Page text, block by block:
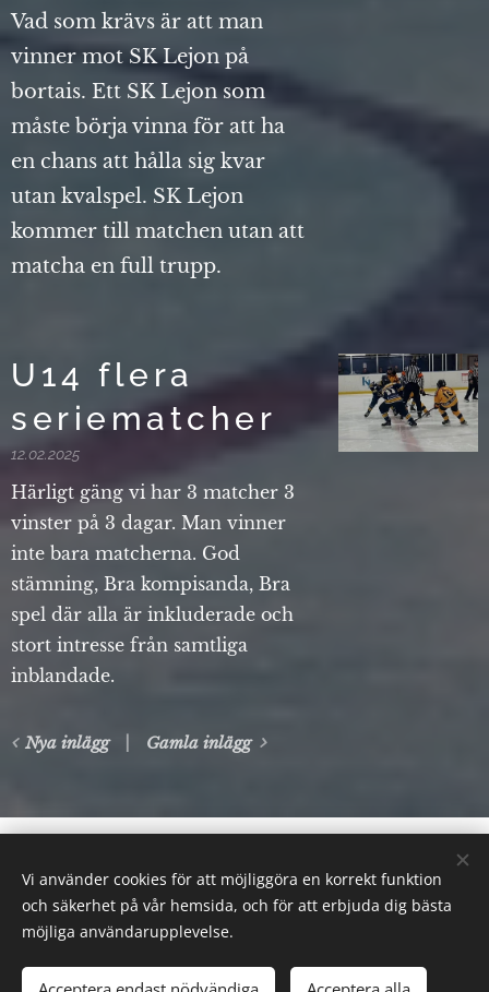
Vad som krävs är att man
vinner mot SK Lejon på
bortais. Ett SK Lejon som
måste börja vinna för att ha
en chans att hålla sig kvar
utan kvalspel. SK Lejon
kommer till matchen utan att
matcha en full trupp.
U14 flera
seriematcher
12.02.2025
Härligt gäng vi har 3 matcher 3
vinster på 3 dagar. Man vinner
inte bara matcherna. God
stämning, Bra kompisanda, Bra
spel där alla är inkluderade och
stort intresse från samtliga
inblandade.
Nya inlägg Gamla inlägg
Sunderby SK - Gallringsvägen 4, 954 42 Södra
Sunderbyn. Telefon: 0920-26 11 76
Cookies
Vi använder cookies för att möjliggöra en korrekt funktion
och säkerhet på vår hemsida, och för att erbjuda dig bästa
möjliga användarupplevelse.